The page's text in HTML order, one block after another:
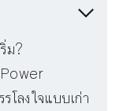
ม?
โลงใจแบบเก่า